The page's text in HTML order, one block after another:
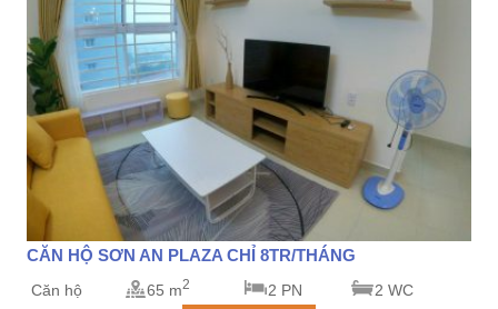
CĂN HỘ SƠN AN PLAZA CHỈ 8TR/THÁNG
Căn hộ 65 m2 2 PN 2 WC